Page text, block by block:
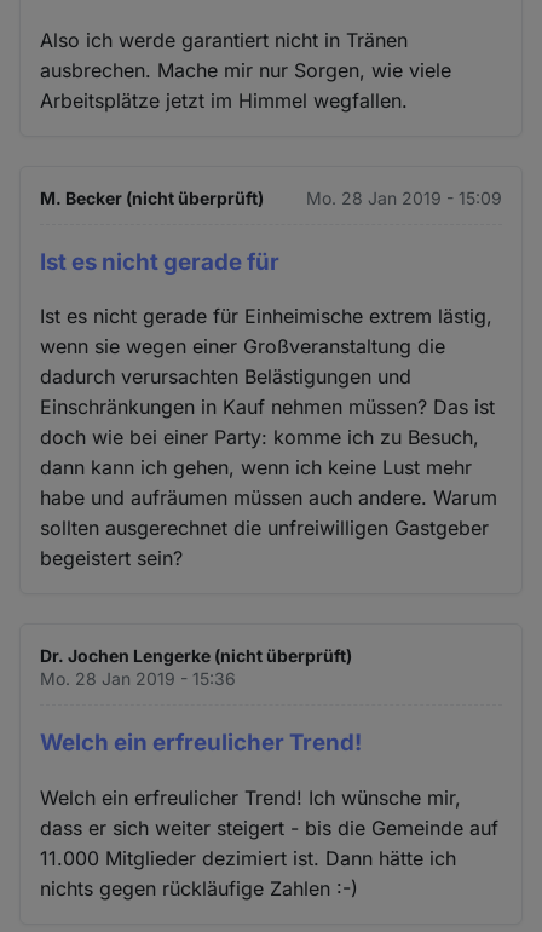
Also ich werde garantiert nicht in Tränen
ausbrechen. Mache mir nur Sorgen, wie viele
Arbeitsplätze jetzt im Himmel wegfallen.
M. Becker (nicht überprüft) Mo. 28 Jan 2019 - 15:09
Ist es nicht gerade für
Ist es nicht gerade für Einheimische extrem lästig,
wenn sie wegen einer Großveranstaltung die
dadurch verursachten Belästigungen und
Einschränkungen in Kauf nehmen müssen? Das ist
doch wie bei einer Party: komme ich zu Besuch,
dann kann ich gehen, wenn ich keine Lust mehr
habe und aufräumen müssen auch andere. Warum
sollten ausgerechnet die unfreiwilligen Gastgeber
begeistert sein?
Dr. Jochen Lengerke (nicht überprüft)
Mo. 28 Jan 2019 - 15:36
Welch ein erfreulicher Trend!
Welch ein erfreulicher Trend! Ich wünsche mir,
dass er sich weiter steigert - bis die Gemeinde auf
11.000 Mitglieder dezimiert ist. Dann hätte ich
nichts gegen rückläufige Zahlen :-)